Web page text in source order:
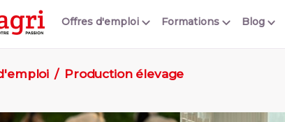
Offres d'emploi Blog
Formations
Production élevage